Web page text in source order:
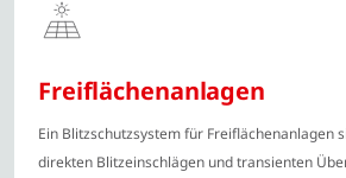
Freiflächenanlagen
Ein Blitzschutzsystem für Freiflächenanlagen
direkten Blitzeinschlägen und transienten